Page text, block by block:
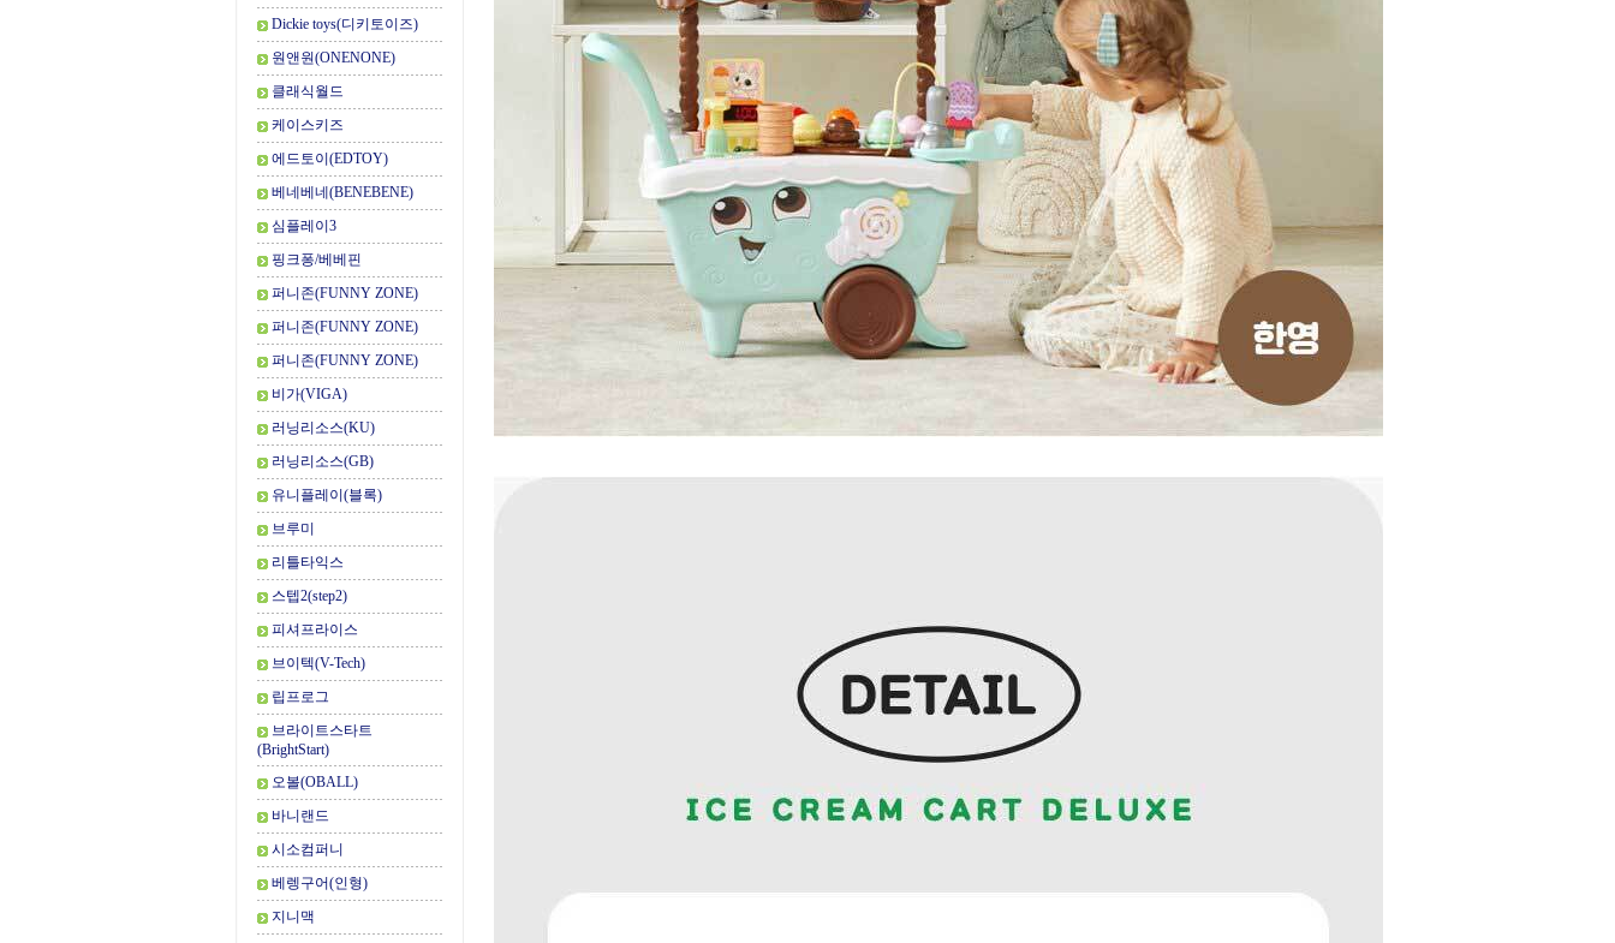
Dickie toys(디키토이즈)
원앤원(ONENONE)
클래식월드
케이스키즈
에드토이(EDTOY)
베네베네(BENEBENE)
심플레이3
핑크퐁/베베핀
퍼니존(FUNNY ZONE)
퍼니존(FUNNY ZONE)
퍼니존(FUNNY ZONE)
비가(VIGA)
러닝리소스(KU)
러닝리소스(GB)
유니플레이(블록)
브루미
리틀타익스
스텝2(step2)
피셔프라이스
브이텍(V-Tech)
립프로그
브라이트스타트
(BrightStart)
오볼(OBALL)
바니랜드
시소컴퍼니
베렝구어(인형)
지니맥